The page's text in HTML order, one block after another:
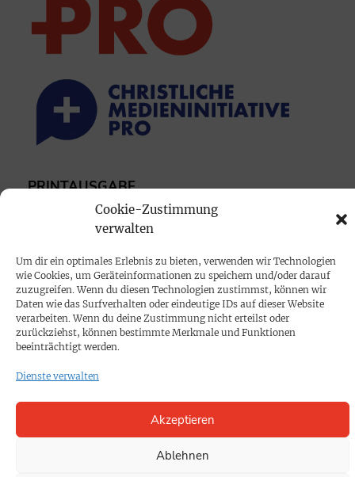
Cookie-Zustimmung
verwalten
Um dir ein optimales Erlebnis zu bieten, verwenden wir Technologien
wie Cookies, um Geräteinformationen zu speichern und/oder darauf
zuzugreifen. Wenn du diesen Technologien zustimmst, können wir
Daten wie das Surfverhalten oder eindeutige IDs auf dieser Website
verarbeiten. Wenn du deine Zustimmung nicht erteilst oder
zurückziehst, können bestimmte Merkmale und Funktionen
beeinträchtigt werden.
Dienste verwalten
Akzeptieren
Ablehnen
PRINTAUSGABE
Mediadaten
PROKOMPAKT
Impressum
SPENDEN
Datenschutz
KONTAKT